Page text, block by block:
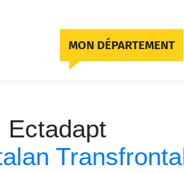
MON DÉPARTEMENT
Ectadapt